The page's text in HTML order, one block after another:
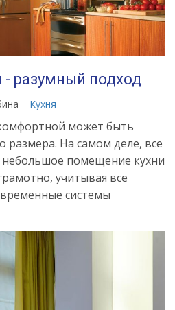
- разумный подход
Кухня
может быть
размера. На самом деле, все
небольшое помещение кухни
учитывая все
системы